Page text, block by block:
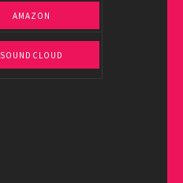
AMAZON
SOUNDCLOUD